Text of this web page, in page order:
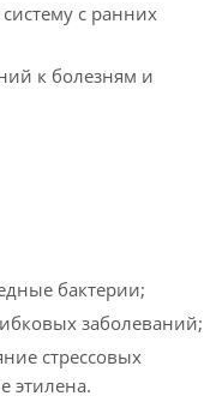
с ранних
к болезням и
бактерии;
заболеваний;
стрессовых
этилена.